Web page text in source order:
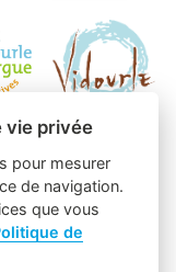
vie privée
pour mesurer
de navigation.
que vous
de